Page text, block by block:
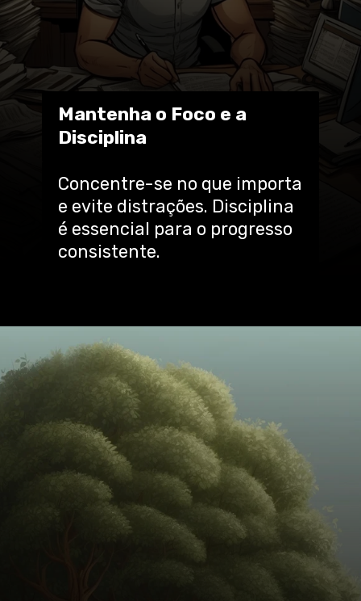
Concentre-se no que importa
e evite distrações. Disciplina
é essencial para o progresso
consistente.
Mantenha o Foco e a
Disciplina